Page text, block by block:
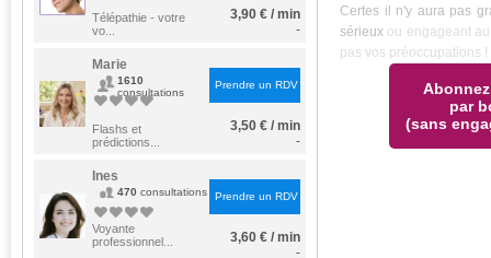
Télépathie - votre
vo...
3,90 € / min
-
Marie
1610
consultations
Flashs et
prédictions...
Prendre un RDV
3,50 € / min
-
Ines
470 consultations
Voyante
professionnel...
Prendre un RDV
3,60 € / min
-
Certes il n'y aura pas
sérieux ou engageant
pas vos préoccupations !
par
(sans